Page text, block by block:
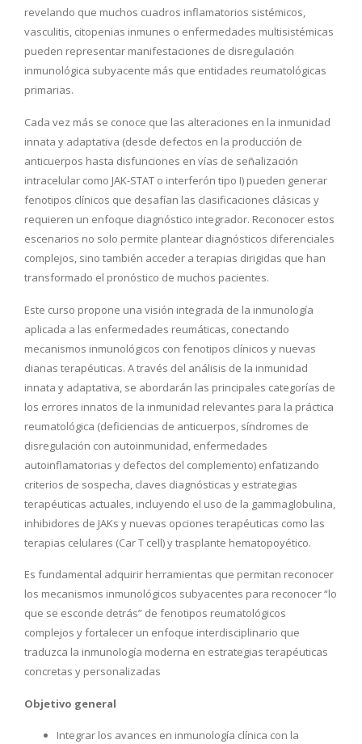
revelando que muchos cuadros inflamatorios sistémicos,
vasculitis, citopenias inmunes o enfermedades multisistémicas
pueden representar manifestaciones de disregulación
inmunológica subyacente más que entidades reumatológicas
primarias.
Cada vez más se conoce que las alteraciones en la inmunidad
innata y adaptativa (desde defectos en la producción de
anticuerpos hasta disfunciones en vías de señalización
intracelular como JAK-STAT o interferón tipo I) pueden generar
fenotipos clínicos que desafían las clasificaciones clásicas y
requieren un enfoque diagnóstico integrador. Reconocer estos
escenarios no solo permite plantear diagnósticos diferenciales
complejos, sino también acceder a terapias dirigidas que han
transformado el pronóstico de muchos pacientes.
Este curso propone una visión integrada de la inmunología
aplicada a las enfermedades reumáticas, conectando
mecanismos inmunológicos con fenotipos clínicos y nuevas
dianas terapéuticas. A través del análisis de la inmunidad
innata y adaptativa, se abordarán las principales categorías de
los errores innatos de la inmunidad relevantes para la práctica
reumatológica (deficiencias de anticuerpos, síndromes de
disregulación con autoinmunidad, enfermedades
autoinflamatorias y defectos del complemento) enfatizando
criterios de sospecha, claves diagnósticas y estrategias
terapéuticas actuales, incluyendo el uso de la gammaglobulina,
inhibidores de JAKs y nuevas opciones terapéuticas como las
terapias celulares (Car T cell) y trasplante hematopoyético.
Es fundamental adquirir herramientas que permitan reconocer
los mecanismos inmunológicos subyacentes para reconocer “lo
que se esconde detrás” de fenotipos reumatológicos
complejos y fortalecer un enfoque interdisciplinario que
traduzca la inmunología moderna en estrategias terapéuticas
concretas y personalizadas
Objetivo general
Integrar los avances en inmunología clínica con la